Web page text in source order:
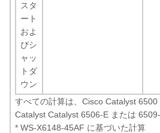
スタ
ート
およ
びシ
ャッ
トダ
ウン
すべての計算は、Cisco Catalyst
Catalyst Catalyst 6506-E または
* WS-X6148-45AF に基づいた計算